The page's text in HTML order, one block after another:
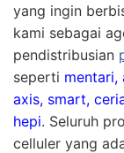
yang ingin
kami sebagai
pendistribusian
seperti mentari,
axis, smart,
hepi. Seluruh
celluler yang